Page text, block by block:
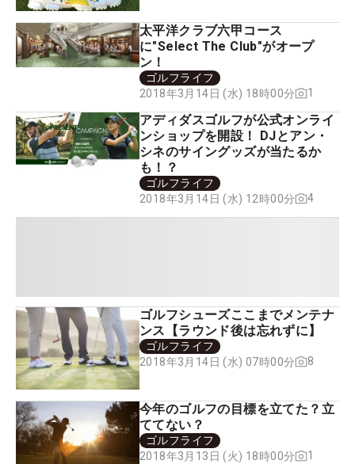
太平洋クラブ六甲コース
に"Select The Club"がオープ
ン！
ゴルフライフ
2018年3月14日 (水) 18時00分
1
アディダスゴルフが公式オンライ
ンショップを開設！ DJとアン・
シネのサイングッズが当たるか
も！？
ゴルフライフ
2018年3月14日 (水) 12時00分
4
ゴルフシューズここまでメンテナ
ンス【ラウンド後は忘れずに】
ゴルフライフ
2018年3月14日 (水) 07時00分
8
今年のゴルフの目標を立てた？立
ててない？
ゴルフライフ
2018年3月13日 (火) 18時00分
1